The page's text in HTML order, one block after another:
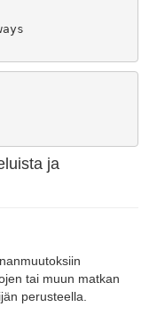
ja
tai muun matkan
perusteella.